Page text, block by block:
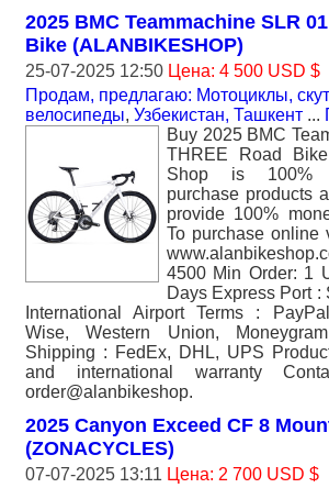
2025 BMC Teammachine SLR
Bike (ALANBIKESHOP)
25-07-2025 12:50 Цена: 4 500 USD $
Продам, предлагаю: Мотоциклы,
велосипеды, Узбекистан, Ташкент ...
Buy 2025 BMC
THREE Road
Shop is 100%
purchase products
provide 100%
To purchase online
4500 Min Order: 1
Days Express Port :
International Airport Terms :
Wise, Western Union,
Shipping : FedEx, DHL, UPS
and international warranty
order@alanbikeshop.
2025 Canyon Exceed CF 8
(ZONACYCLES)
07-07-2025 13:11 Цена: 2 700 USD $